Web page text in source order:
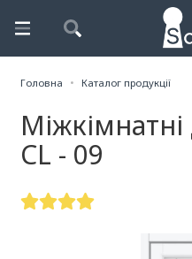
Головна Каталог продукції
CL - 09